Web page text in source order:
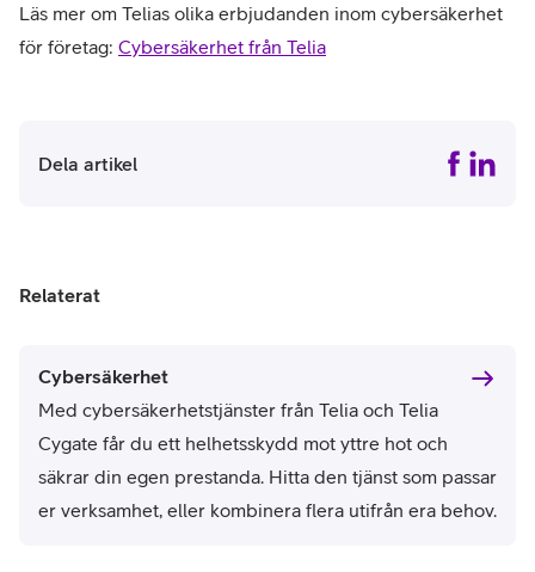
Läs mer om Telias olika erbjudanden inom cybersäkerhet
för företag: Cybersäkerhet från Telia
Dela artikel
Relaterat
Cybersäkerhet
Med cybersäkerhetstjänster från Telia och Telia
Cygate får du ett helhetsskydd mot yttre hot och
säkrar din egen prestanda. Hitta den tjänst som passar
er verksamhet, eller kombinera flera utifrån era behov.